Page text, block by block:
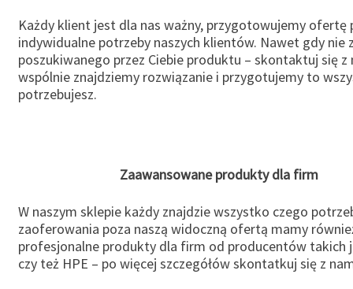
Każdy klient jest dla nas ważny, przygotowujemy ofertę
indywidualne potrzeby naszych klientów. Nawet gdy nie
poszukiwanego przez Ciebie produktu – skontaktuj się z
wspólnie znajdziemy rozwiązanie i przygotujemy to
potrzebujesz.
Zaawansowane produkty dla firm
W naszym sklepie każdy znajdzie wszystko czego
zaoferowania poza naszą widoczną ofertą mamy
profesjonalne produkty dla firm od producentów takich
czy też HPE – po więcej szczegółów skontatkuj się z